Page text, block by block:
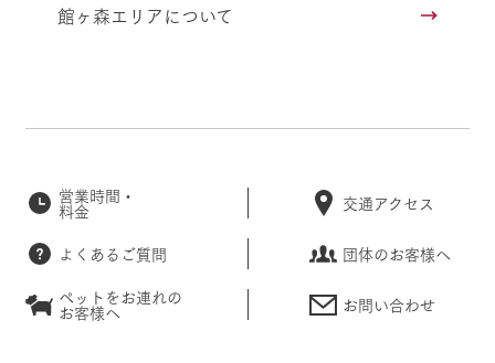
館ヶ森エリアについて
営業時間・
料金 交通アクセス
よくあるご質問
団体のお客様へ
ペットをお連れの
お客様へ お問い合わせ